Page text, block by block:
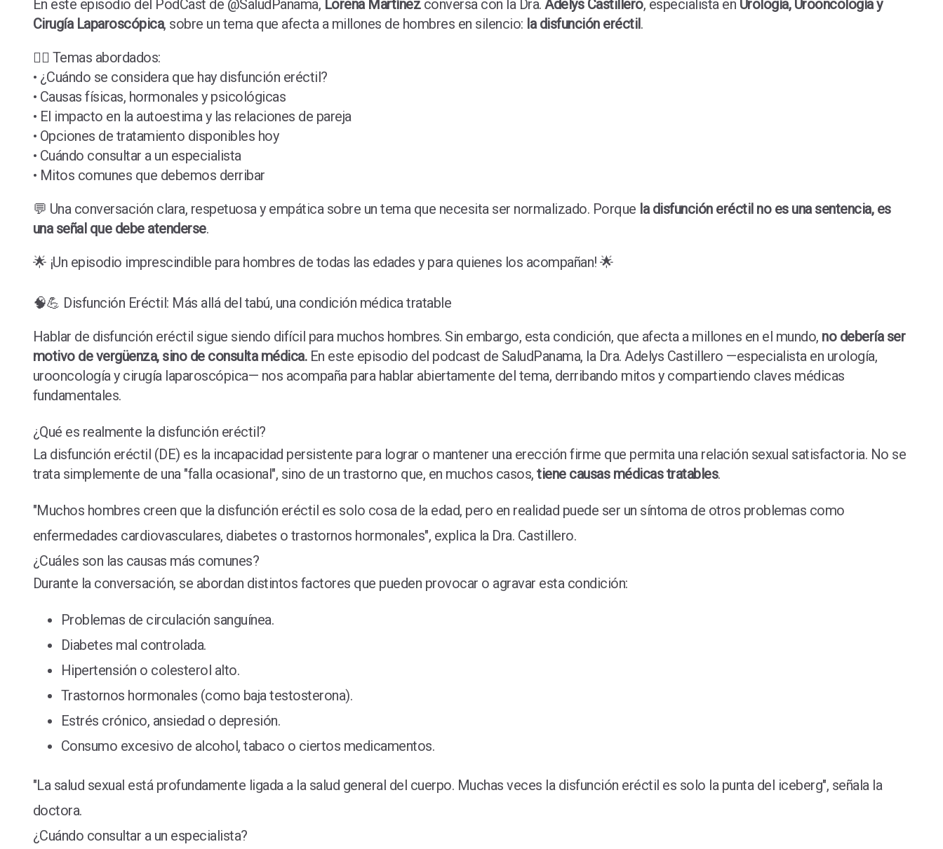
En este episodio del PodCast de @SaludPanama, Lorena Martínezconversa con la Dra.Adelys Castillero, especialista en Urología, Urooncología y
Cirugía Laparoscópica, sobre un tema que afecta a millones de hombres en silencio: la disfunción eréctil.
👨‍⚕️ Temas abordados:
• ¿Cuándo se considera que hay disfunción eréctil?
• Causas físicas, hormonales y psicológicas
• El impacto en la autoestima y las relaciones de pareja
• Opciones de tratamiento disponibles hoy
• Cuándo consultar a un especialista
• Mitos comunes que debemos derribar
💬 Una conversación clara, respetuosa y empática sobre un tema que necesita ser normalizado. Porque la disfunción eréctil no es una sentencia, es
una señal que debe atenderse.
🌟 ¡Un episodio imprescindible para hombres de todas las edades y para quienes los acompañan! 🌟
🧠💪 Disfunción Eréctil: Más allá del tabú, una condición médica tratable
Hablar de disfunción eréctil sigue siendo difícil para muchos hombres. Sin embargo, esta condición, que afecta a millones en el mundo, no debería ser
motivo de vergüenza, sino de consulta médica.En este episodio del podcast de SaludPanama, la Dra. Adelys Castillero —especialista en urología,
urooncología y cirugía laparoscópica— nos acompaña para hablar abiertamente del tema, derribando mitos y compartiendo claves médicas
fundamentales.
¿Qué es realmente la disfunción eréctil?
La disfunción eréctil (DE) es la incapacidad persistente para lograr o mantener una erección firme que permita una relación sexual satisfactoria. No se
trata simplemente de una "falla ocasional", sino de un trastorno que, en muchos casos,tiene causas médicas tratables.
"Muchos hombres creen que la disfunción eréctil es solo cosa de la edad, pero en realidad puede ser un síntoma de otros problemas como
enfermedades cardiovasculares, diabetes o trastornos hormonales", explica la Dra. Castillero.
¿Cuáles son las causas más comunes?
Durante la conversación, se abordan distintos factores que pueden provocar o agravar esta condición:
Problemas de circulación sanguínea.
Diabetes mal controlada.
Hipertensión o colesterol alto.
Trastornos hormonales (como baja testosterona).
Estrés crónico, ansiedad o depresión.
Consumo excesivo de alcohol, tabaco o ciertos medicamentos.
"La salud sexual está profundamente ligada a la salud general del cuerpo. Muchas veces la disfunción eréctil es solo la punta del iceberg", señala la
doctora.
¿Cuándo consultar a un especialista?